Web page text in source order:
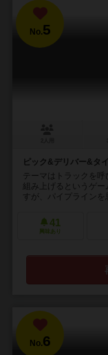
No.5
ピック&デリバー&タ
テーマはトラックを
組み上げるというゲ
すが、パイプラインを
41
興味あり
No.6